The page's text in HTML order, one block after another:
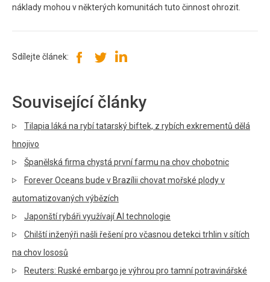
náklady mohou v některých komunitách tuto činnost ohrozit.
Sdílejte článek:
Související články
Tilapia láká na rybí tatarský biftek, z rybích exkrementů dělá
hnojivo
Španělská firma chystá první farmu na chov chobotnic
Forever Oceans bude v Brazílii chovat mořské plody v
automatizovaných výbězích
Japonští rybáři využívají AI technologie
Chilští inženýři našli řešení pro včasnou detekci trhlin v sítích
na chov lososů
Reuters: Ruské embargo je výhrou pro tamní potravinářské